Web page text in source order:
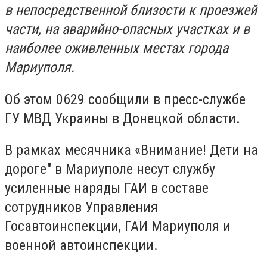
в непосредственной близости к проезжей
части, на аварийно-опасных участках и в
наиболее оживленных местах города
Мариуполя.
Об этом 0629 сообщили в пресс-службе
ГУ МВД Украины в Донецкой области.
В рамках месячника «Внимание! Дети на
дороге" в Мариуполе несут службу
усиленные наряды ГАИ в составе
сотрудников Управления
Госавтоинспекции, ГАИ Мариуполя и
военной автоинспекции.